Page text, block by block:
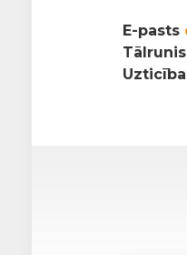
E-pasts
Tālrunis